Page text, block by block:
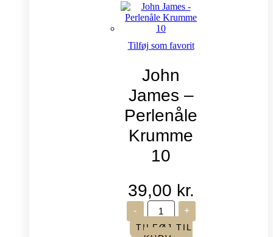
Tilføj som favorit
John
James –
Perlenåle
Krumme
10
39,00 kr.
-
John
James
-
Perlenåle
+
TILFØJ TIL